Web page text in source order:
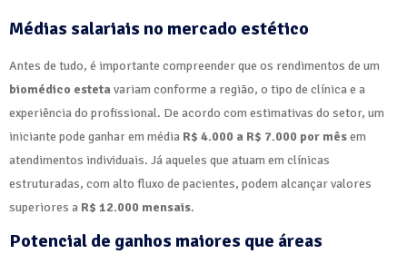
Médias salariais no mercado estético
Antes de tudo, é importante compreender que os rendimentos de um
biomédico esteta variam conforme a região, o tipo de clínica e a
experiência do profissional. De acordo com estimativas do setor, um
iniciante pode ganhar em média R$ 4.000 a R$ 7.000 por mêsem
atendimentos individuais. Já aqueles que atuam em clínicas
estruturadas, com alto fluxo de pacientes, podem alcançar valores
superiores a R$ 12.000 mensais.
Potencial de ganhos maiores que áreas